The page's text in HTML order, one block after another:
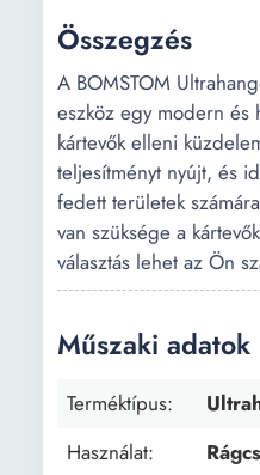
Összegzés
A BOMSTOM
eszköz egy modern és
kártevők elleni
teljesítményt nyújt, és
fedett területek
van szüksége a
választás lehet az Ön
Műszaki adatok
Terméktípus:
Használat: